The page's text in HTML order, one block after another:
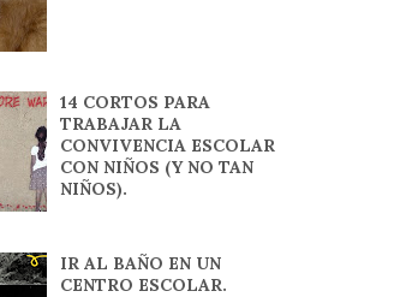
14 CORTOS PARA
TRABAJAR LA
CONVIVENCIA ESCOLAR
CON NIÑOS (Y NO TAN
NIÑOS).
IR AL BAÑO EN UN
CENTRO ESCOLAR.